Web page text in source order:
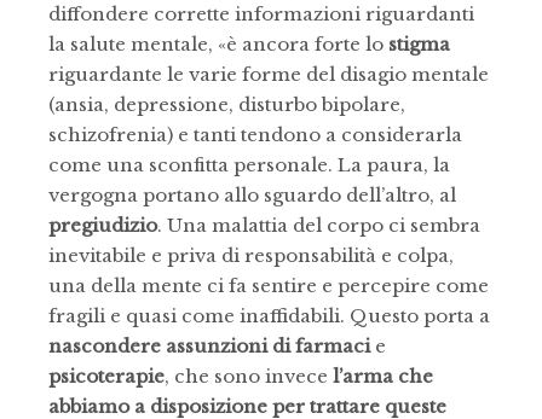
diffondere corrette informazioni riguardanti
la salute mentale, «è ancora forte lo stigma
riguardante le varie forme del disagio mentale
(ansia, depressione, disturbo bipolare,
schizofrenia) e tanti tendono a considerarla
come una sconfitta personale. La paura, la
vergogna portano allo sguardo dell’altro, al
pregiudizio. Una malattia del corpo ci sembra
inevitabile e priva di responsabilità e colpa,
una della mente ci fa sentire e percepire come
fragili e quasi come inaffidabili. Questo porta a
nascondere assunzioni di farmacie
psicoterapie, che sono invece l’arma che
abbiamo a disposizione per trattare queste